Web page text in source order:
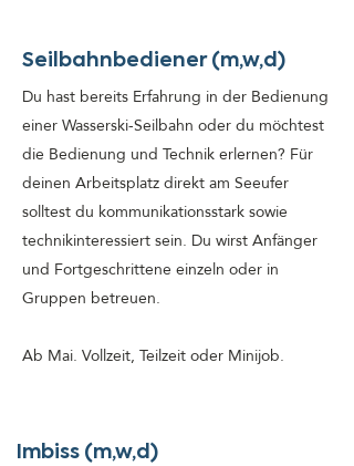
Seilbahnbediener (m,w,d)
Du hast bereits Erfahrung in der Bedienung
einer Wasserski-Seilbahn oder du möchtest
die Bedienung und Technik erlernen? Für
deinen Arbeitsplatz direkt am Seeufer
solltest du kommunikationsstark sowie
technikinteressiert sein. Du wirst Anfänger
und Fortgeschrittene einzeln oder in
Gruppen betreuen.
Ab Mai. Vollzeit, Teilzeit oder Minijob.
Imbiss (m,w,d)